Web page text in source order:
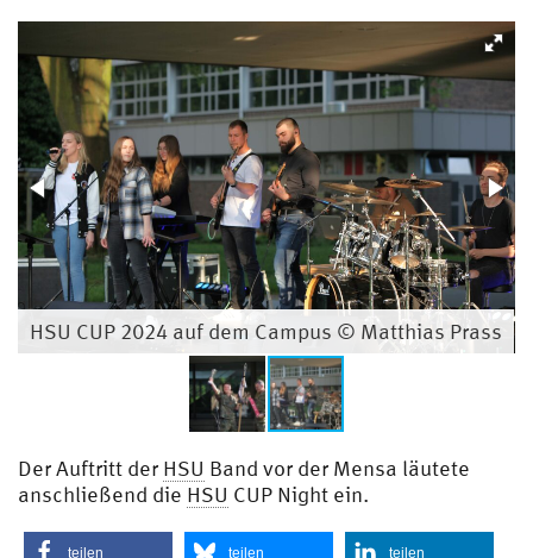
HSU CUP 2024 auf dem Campus © Matthias Prass
Der Auftritt der HSU Band vor der Mensa läutete
anschließend die HSU CUP Night ein.
teilen teilen teilen